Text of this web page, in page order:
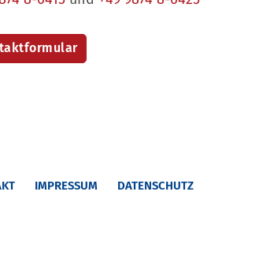
IMPRESSUM DATENSCHUTZ